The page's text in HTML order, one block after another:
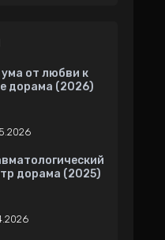
ума от любви к
дорама (2026)
дорама (2025)